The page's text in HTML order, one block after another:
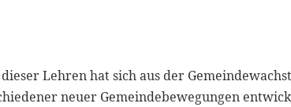
Lehren hat sich aus der
neuer Gemeindebewegungen